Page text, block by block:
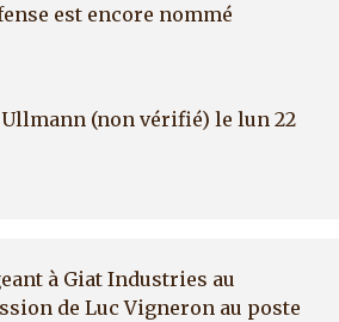
est encore nommé
(non vérifié) le lun 22
à Giat Industries au
de Luc Vigneron au poste